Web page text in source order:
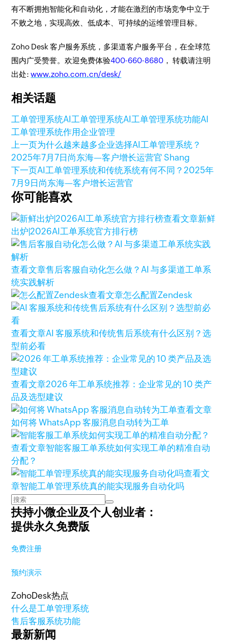
有不断拥抱智能化和自动化，才能在激烈的市场竞争中立于
不败之地，实现高效、低成本、可持续的运维管理目标。
Zoho Desk 客户服务系统，多渠道客户服务平台，在全球范
围内广受赞誉。欢迎免费体验400-660-8680 ， 转载请注明
出处:www.zoho.com.cn/desk/
相关话题
工单管理系统AI工单管理系统AI工单管理系统功能AI
工单管理系统作用企业管理
上一页为什么越来越多企业选择AI工单管理系统？
2025年7月7日 尚东海—客户增长运营官 Shang
下一页AI工单管理系统和传统系统有何不同？2025年
7月9日 尚东海—客户增长运营官
你可能喜欢
查看文章新鲜
出炉|2026AI工单系统官方排行榜
查看文章售后客服自动化怎么做？AI 与多渠道工单系
统实践解析
查看文章怎么配置Zendesk
查看文章AI 客服系统和传统售后系统有什么区别？选
型前必看
查看文章2026 年工单系统推荐：企业常见的 10 类产
品及选型建议
查看文章
如何将 WhatsApp 客服消息自动转为工单
查看文章智能客服工单系统如何实现工单的精准自动
分配？
查看文
章智能工单管理系统真的能实现服务自动化吗
扶持小微企业及个人创业者：
提供永久免费版
免费注册
预约演示
ZohoDesk热点
什么是工单管理系统
售后客服系统功能
最新新闻